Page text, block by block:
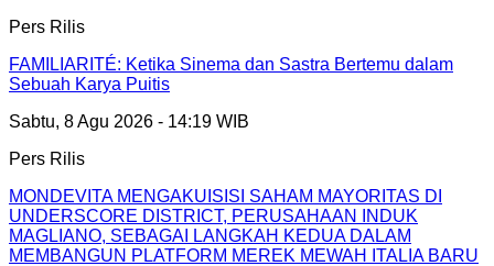
Pers Rilis
FAMILIARITÉ: Ketika Sinema dan Sastra Bertemu dalam
Sebuah Karya Puitis
Sabtu, 8 Agu 2026 - 14:19 WIB
Pers Rilis
MONDEVITA MENGAKUISISI SAHAM MAYORITAS DI
UNDERSCORE DISTRICT, PERUSAHAAN INDUK
MAGLIANO, SEBAGAI LANGKAH KEDUA DALAM
MEMBANGUN PLATFORM MEREK MEWAH ITALIA BARU